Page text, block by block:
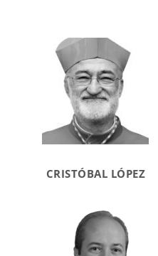
CRISTÓBAL LÓPEZ